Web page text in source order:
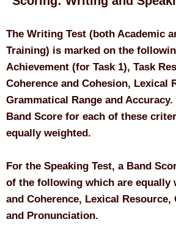
The Writing Test (both Academic
Training) is marked on the
Achievement (for Task 1), Task
Coherence and Cohesion, Lexical
Grammatical Range and
Band Score for each of these
equally weighted.
For the Speaking Test, a Band
of the following which are equally
and Coherence, Lexical Resource,
and Pronunciation.